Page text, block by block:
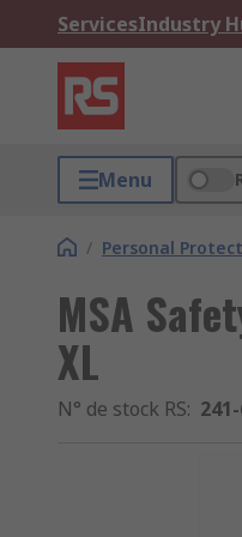
ServicesIndustry
Menu
/ Personal
MSA
XL
N° de stock RS: